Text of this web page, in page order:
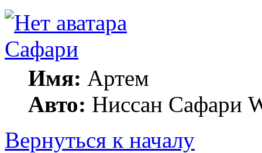
Сафари
Имя: Артем
Авто: Ниссан Сафари
Вернуться к началу